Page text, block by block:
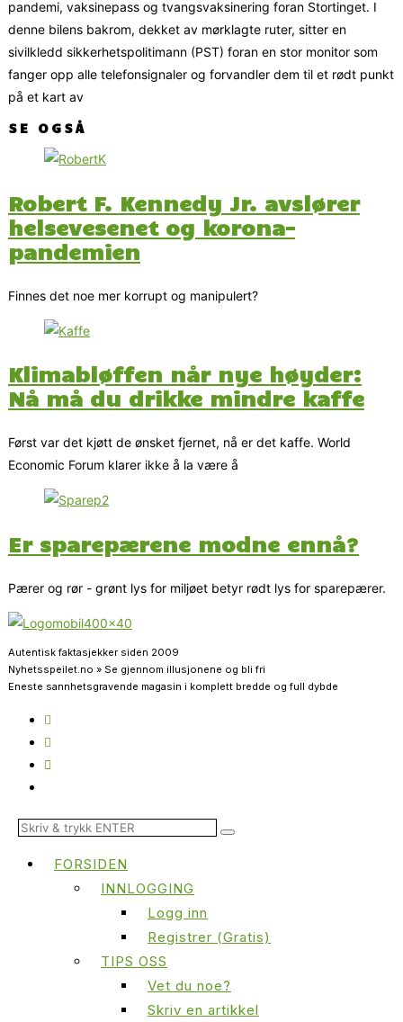
pandemi, vaksinepass og tvangsvaksinering foran Stortinget. I
denne bilens bakrom, dekket av mørklagte ruter, sitter en
sivilkledd sikkerhetspolitimann (PST) foran en stor monitor som
fanger opp alle telefonsignaler og forvandler dem til et rødt punkt
på et kart av
SE OGSÅ
Robert F. Kennedy Jr. avslører
helsevesenet og korona-
pandemien
Finnes det noe mer korrupt og manipulert?
Klimabløffen når nye høyder:
Nå må du drikke mindre kaffe
Først var det kjøtt de ønsket fjernet, nå er det kaffe. World
Economic Forum klarer ikke å la være å
Er sparepærene modne ennå?
Pærer og rør - grønt lys for miljøet betyr rødt lys for sparepærer.
Autentisk faktasjekker siden 2009
Nyhetsspeilet.no » Se gjennom illusjonene og bli fri
Eneste sannhetsgravende magasin i komplett bredde og full dybde
FORSIDEN
INNLOGGING
Logg inn
Registrer (Gratis)
TIPS OSS
Vet du noe?
Skriv en artikkel